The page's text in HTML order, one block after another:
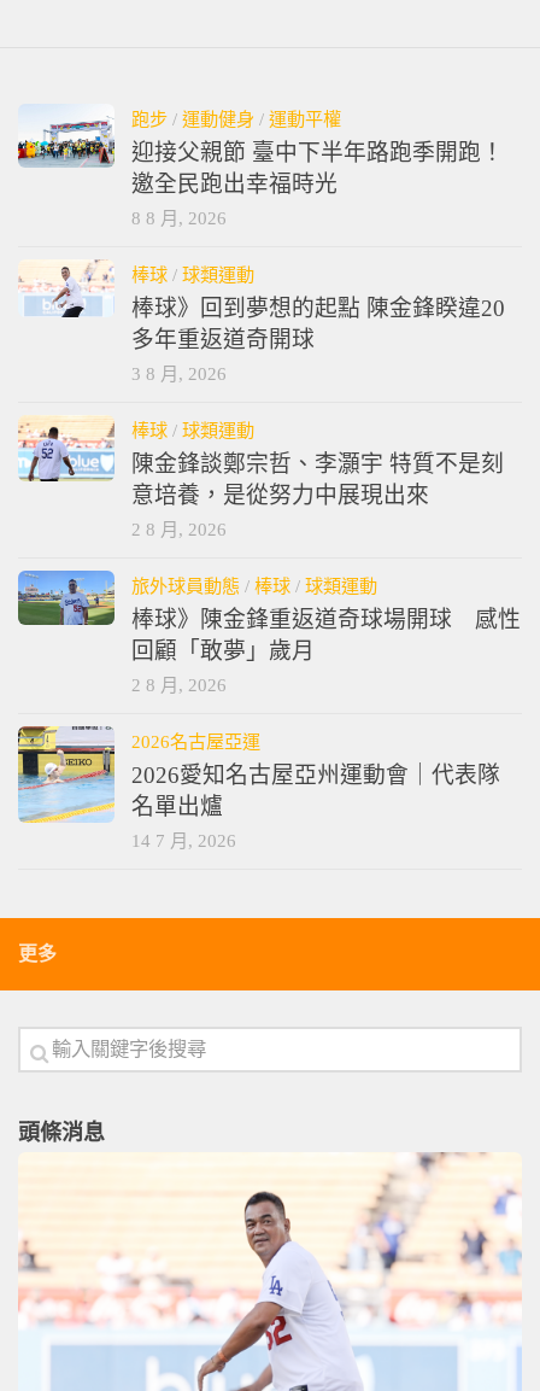
跑步 / 運動健身 / 運動平權
迎接父親節 臺中下半年路跑季開跑！
邀全民跑出幸福時光
8 8 月, 2026
棒球 / 球類運動
棒球》回到夢想的起點 陳金鋒睽違20
多年重返道奇開球
3 8 月, 2026
棒球 / 球類運動
陳金鋒談鄭宗哲、李灝宇 特質不是刻
意培養，是從努力中展現出來
2 8 月, 2026
旅外球員動態 / 棒球 / 球類運動
棒球》陳金鋒重返道奇球場開球 感性
回顧「敢夢」歲月
2 8 月, 2026
2026名古屋亞運
2026愛知名古屋亞州運動會｜代表隊
名單出爐
14 7 月, 2026
更多
頭條消息